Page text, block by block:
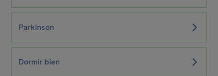
Parkinson
Dormir bien